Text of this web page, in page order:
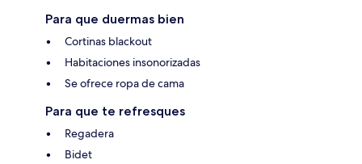
Para que duermas bien
Cortinas blackout
Habitaciones insonorizadas
Se ofrece ropa de cama
Para que te refresques
Regadera
Bidet